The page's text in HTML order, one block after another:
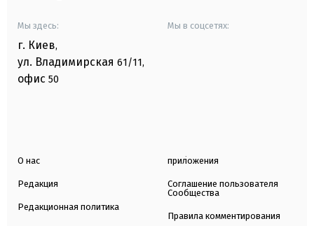
Мы здесь:
г. Киев,
ул. Владимирская 61/11,
офис 50
Мы в соцсетях:
О нас
Редакция
Редакционная политика
приложения
Соглашение пользователя
Сообщества
Правила комментирования